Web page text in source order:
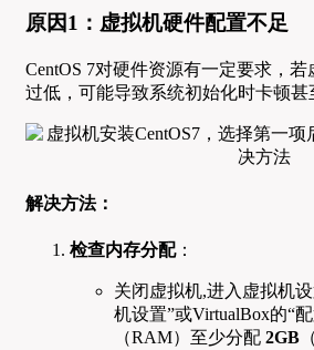
原因1：虚拟机硬件配置不足
CentOS 7对硬件资源有一定要求，
过低，可能导致系统初始化时卡顿甚
解决方法：
检查内存分配：
关闭虚拟机,进入虚拟机
机设置”或VirtualBox的“
（RAM）至少分配 2GB